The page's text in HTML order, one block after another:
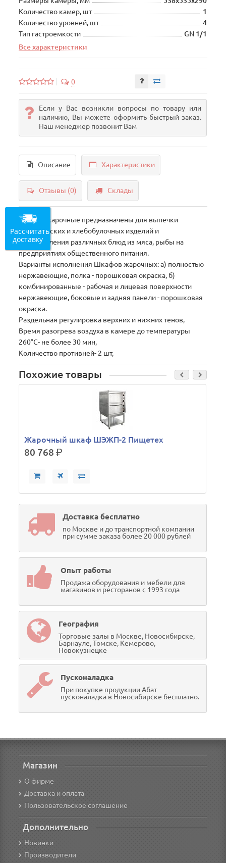
Количество камер, шт
1
Количество уровней, шт
4
Тип гастроемкости
GN 1/1
Все характеристики
0
Если у Вас возникли вопросы по товару или
наличию, Вы можете оформить быстрый заказ.
Наш менеджер позвонит Вам
Описание Характеристики
Отзывы (0) Склады
Шкафы жарочные предназначены для выпечки
кондитерских и хлебобулочных изделий и
приготовления различных блюд из мяса, рыбы на
предприятиях общественного питания.
Варианты исполнения Шкафов жарочных: а) полностью
нержавеющие, полка - порошковая окраска, б)
комбинированные - рабочая и лицевая поверхности
нержавеющие, боковые и задняя панели - порошковая
окраска.
Раздельная регулировка верхних и нижних тенов,
Время разогрева воздуха в камере до температуры
260°С- не более 30 мин,
Количество противней- 2 шт,
Похожие товары
Жарочный шкаф ШЭЖП-2 Пищетех
80 768р.
Доставка бесплатно
по Москве и до транспортной компании
при сумме заказа более 20 000 рублей
Опыт работы
Продажа оборудования и мебели для
магазинов и ресторанов с 1993 года
География
Торговые залы в Москве, Новосибирске,
Барнауле, Томске, Кемерово,
Новокузнецке
Пусконаладка
При покупке продукции Абат
пусконаладка в Новосибирске бесплатно.
Магазин
О фирме
Доставка и оплата
Пользовательское соглашение
Дополнительно
Новинки
Производители
Рассчитать
доставку